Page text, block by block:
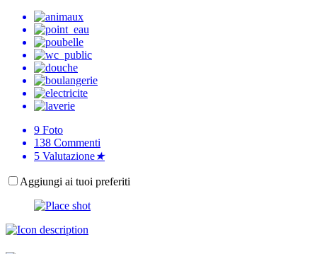
9 Foto
138 Commenti
5 Valutazione★
Aggiungi ai tuoi preferiti